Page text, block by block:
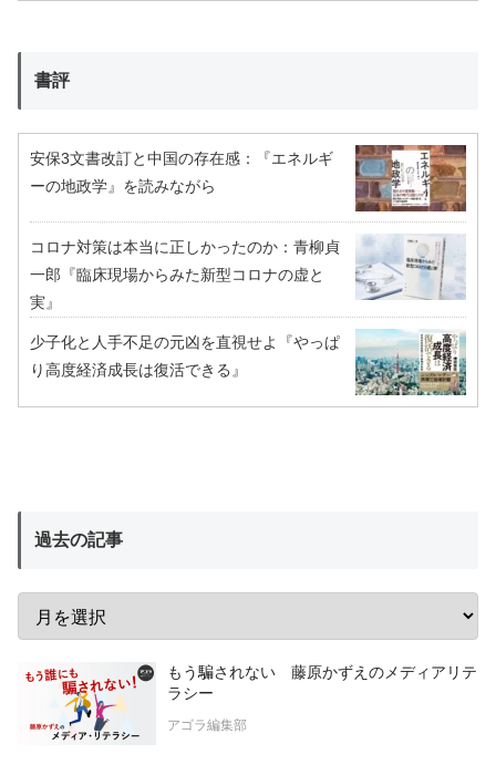
書評
安保3文書改訂と中国の存在感：『エネルギ
ーの地政学』を読みながら
コロナ対策は本当に正しかったのか：青柳貞
一郎『臨床現場からみた新型コロナの虚と
実』
少子化と人手不足の元凶を直視せよ『やっぱ
り高度経済成長は復活できる』
過去の記事
もう騙されない 藤原かずえのメディアリテ
ラシー
アゴラ編集部